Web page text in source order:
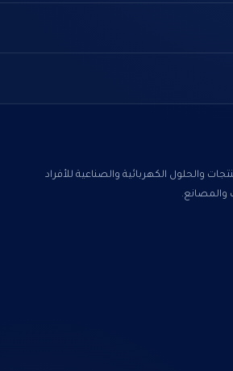
والحلول الكهربائية والصناعية للأفراد
والمصانع.